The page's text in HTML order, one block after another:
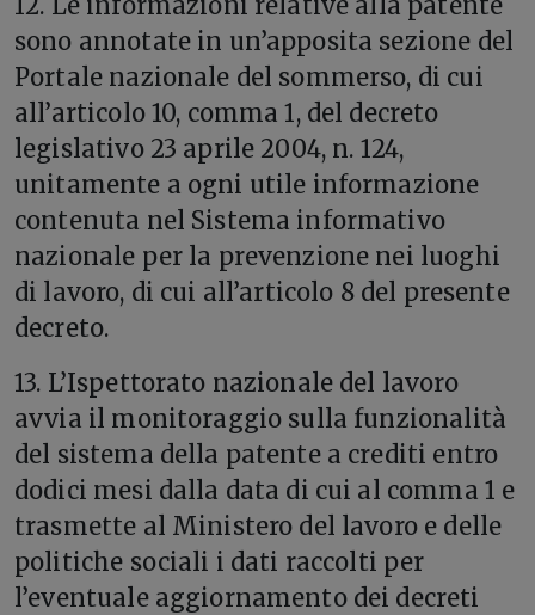
sono annotate in un’apposita sezione del
Portale nazionale del sommerso, di cui
all’articolo 10, comma 1, del decreto
legislativo 23 aprile 2004, n. 124,
unitamente a ogni utile informazione
contenuta nel Sistema informativo
nazionale per la prevenzione nei luoghi
di lavoro, di cui all’articolo 8 del presente
decreto.
13. L’Ispettorato nazionale del lavoro
avvia il monitoraggio sulla funzionalità
del sistema della patente a crediti entro
dodici mesi dalla data di cui al comma 1 e
trasmette al Ministero del lavoro e delle
politiche sociali i dati raccolti per
l’eventuale aggiornamento dei decreti